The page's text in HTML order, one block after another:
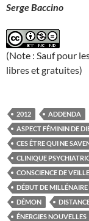
Serge Baccino
(Note : Sauf pour
libres et gratuites)
2012 ADDENDA
ASPECT FÉMININ DE
CES ÊTRE QUI NE
CLINIQUE
CONSCIENCE DE VEILLE
DÉBUT DE MILLÉNAIRE
DÉMON
ÉNERGIES NOUVELLES